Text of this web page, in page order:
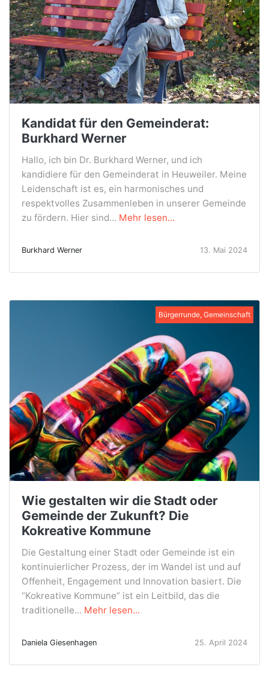
Kandidat für den Gemeinderat:
Burkhard Werner
Hallo, ich bin Dr. Burkhard Werner, und ich
kandidiere für den Gemeinderat in Heuweiler. Meine
Leidenschaft ist es, ein harmonisches und
respektvolles Zusammenleben in unserer Gemeinde
zu fördern. Hier sind... Mehr lesen...
Burkhard Werner 13. Mai 2024
Bürgerrunde, Gemeinschaft
Wie gestalten wir die Stadt oder
Gemeinde der Zukunft? Die
Kokreative Kommune
Die Gestaltung einer Stadt oder Gemeinde ist ein
kontinuierlicher Prozess, der im Wandel ist und auf
Offenheit, Engagement und Innovation basiert. Die
“Kokreative Kommune” ist ein Leitbild, das die
traditionelle... Mehr lesen...
Daniela Giesenhagen 25. April 2024